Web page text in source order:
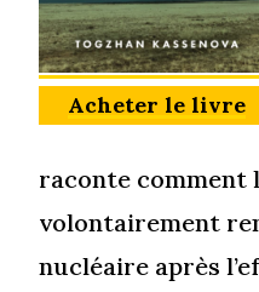
Acheter le livre
raconte comment
volontairement
nucléaire après